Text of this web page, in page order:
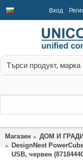
Вход
Магазин
ДОМ И
DesignNest
USB, червен